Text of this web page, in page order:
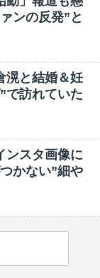
ンの反発”と
滉と結婚＆妊
で訪れていた
ンスタ画像に
かない”細や